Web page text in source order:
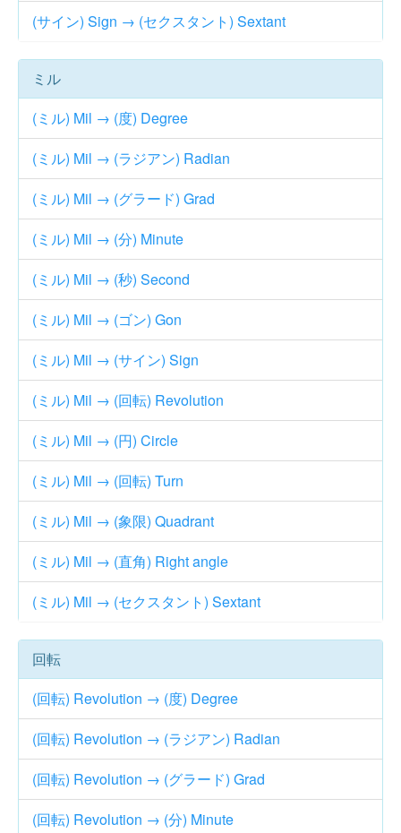
(サイン) Sign → (セクスタント) Sextant
ミル
(ミル) Mil → (度) Degree
(ミル) Mil → (ラジアン) Radian
(ミル) Mil → (グラード) Grad
(ミル) Mil → (分) Minute
(ミル) Mil → (秒) Second
(ミル) Mil → (ゴン) Gon
(ミル) Mil → (サイン) Sign
(ミル) Mil → (回転) Revolution
(ミル) Mil → (円) Circle
(ミル) Mil → (回転) Turn
(ミル) Mil → (象限) Quadrant
(ミル) Mil → (直角) Right angle
(ミル) Mil → (セクスタント) Sextant
回転
(回転) Revolution → (度) Degree
(回転) Revolution → (ラジアン) Radian
(回転) Revolution → (グラード) Grad
(回転) Revolution → (分) Minute